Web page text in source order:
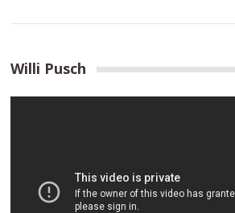
Willi Pusch